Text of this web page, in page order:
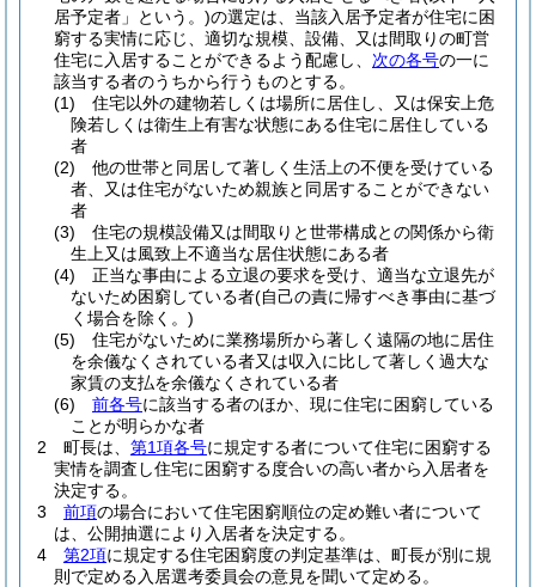
居予定者」という。)の選定は、当該入居予定者が住宅に困
窮する実情に応じ、適切な規模、設備、又は間取りの町営
住宅に入居することができるよう配慮し、 次の各号の一に
該当する者のうちから行うものとする。
(1)
住宅以外の建物若しくは場所に居住し、又は保安上危
険若しくは衛生上有害な状態にある住宅に居住している
者
(2)
他の世帯と同居して著しく生活上の不便を受けている
者、又は住宅がないため親族と同居することができない
者
(3)
住宅の規模設備又は間取りと世帯構成との関係から衛
生上又は風致上不適当な居住状態にある者
(4)
正当な事由による立退の要求を受け、適当な立退先が
ないため困窮している者(自己の責に帰すべき事由に基づ
く場合を除く。)
(5)
住宅がないために業務場所から著しく遠隔の地に居住
を余儀なくされている者又は収入に比して著しく過大な
家賃の支払を余儀なくされている者
(6)
前各号に該当する者のほか、現に住宅に困窮している
ことが明らかな者
2
町長は、 第1項各号に規定する者について住宅に困窮する
実情を調査し住宅に困窮する度合いの高い者から入居者を
決定する。
3
前項の場合において住宅困窮順位の定め難い者について
は、公開抽選により入居者を決定する。
4
第2項に規定する住宅困窮度の判定基準は、町長が別に規
則で定める入居選考委員会の意見を聞いて定める。